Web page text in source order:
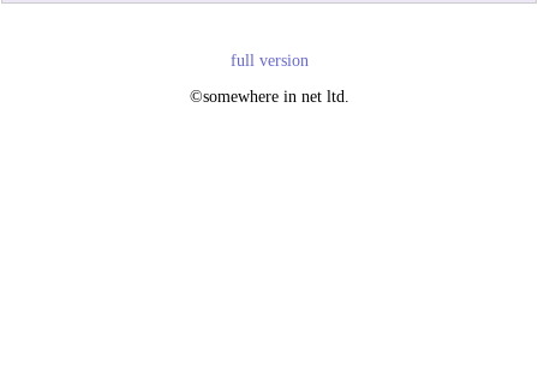
full version
©somewhere in net ltd.